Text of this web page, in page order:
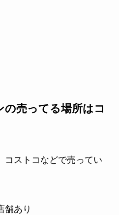
売ってる場所はコ
コストコなどで売ってい
舗あり